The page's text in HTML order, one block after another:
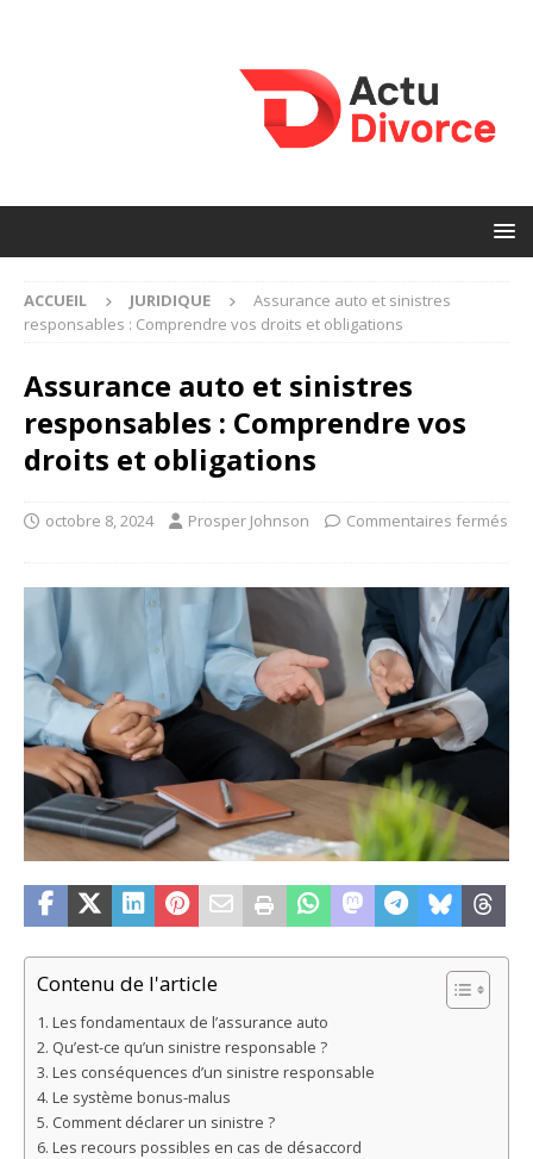
ACCUEIL JURIDIQUE
Assurance auto et sinistres
responsables : Comprendre vos droits et obligations
Assurance auto et sinistres
responsables : Comprendre vos
droits et obligations
octobre 8, 2024 Prosper Johnson Commentaires fermés
Contenu de l'article
Les fondamentaux de l’assurance auto
Qu’est-ce qu’un sinistre responsable ?
Les conséquences d’un sinistre responsable
Le système bonus-malus
Comment déclarer un sinistre ?
Les recours possibles en cas de désaccord